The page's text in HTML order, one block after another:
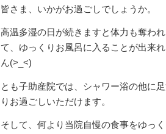
皆さま、いかがお過ごしでしょうか。
高温多湿の日が続きますと体力も奪わ
て、ゆっくりお風呂に入ることが出来
ん(>_<)
とも子助産院では、シャワー浴の他に
りお過ごしいただけます。
そして、何より当院自慢の食事をゆっ